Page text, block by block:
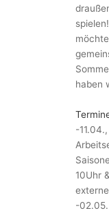
haben
-
10Uhr
-